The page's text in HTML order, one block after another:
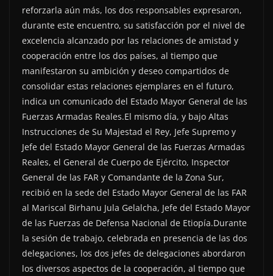
reforzarla aún más, los dos responsables expresaron,
durante este encuentro, su satisfacción por el nivel de
excelencia alcanzado por las relaciones de amistad y
cooperación entre los dos países, al tiempo que
manifestaron su ambición y deseo compartidos de
consolidar estas relaciones ejemplares en el futuro,
indica un comunicado del Estado Mayor General de las
Fuerzas Armadas Reales.El mismo día, y bajo Altas
Instrucciones de Su Majestad el Rey, Jefe Supremo y
Jefe del Estado Mayor General de las Fuerzas Armadas
Reales, el General de Cuerpo de Ejército, Inspector
General de las FAR y Comandante de la Zona Sur,
recibió en la sede del Estado Mayor General de las FAR
al Mariscal Birhanu Jula Gelalcha, Jefe del Estado Mayor
de las Fuerzas de Defensa Nacional de Etiopía.Durante
la sesión de trabajo, celebrada en presencia de las dos
delegaciones, los dos jefes de delegaciones abordaron
los diversos aspectos de la cooperación, al tiempo que